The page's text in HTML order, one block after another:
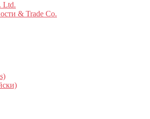
Ltd.
& Trade Co.